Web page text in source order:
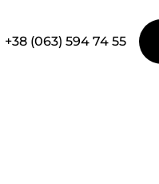
+38 (063) 594 74 55